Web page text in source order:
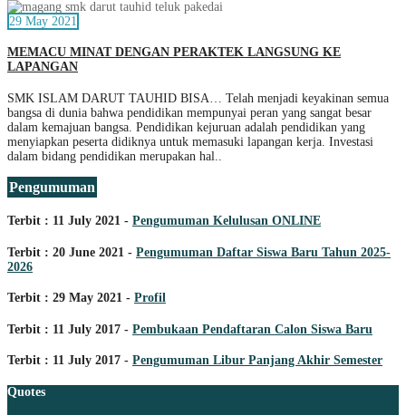
29 May 2021
MEMACU MINAT DENGAN PERAKTEK LANGSUNG KE
LAPANGAN
SMK ISLAM DARUT TAUHID BISA… Telah menjadi keyakinan semua
bangsa di dunia bahwa pendidikan mempunyai peran yang sangat besar
dalam kemajuan bangsa. Pendidikan kejuruan adalah pendidikan yang
menyiapkan peserta didiknya untuk memasuki lapangan kerja. Investasi
dalam bidang pendidikan merupakan hal..
Pengumuman
Terbit : 11 July 2021 - Pengumuman Kelulusan ONLINE
Terbit : 20 June 2021 - Pengumuman Daftar Siswa Baru Tahun 2025-
2026
Terbit : 29 May 2021 - Profil
Terbit : 11 July 2017 - Pembukaan Pendaftaran Calon Siswa Baru
Terbit : 11 July 2017 - Pengumuman Libur Panjang Akhir Semester
Quotes